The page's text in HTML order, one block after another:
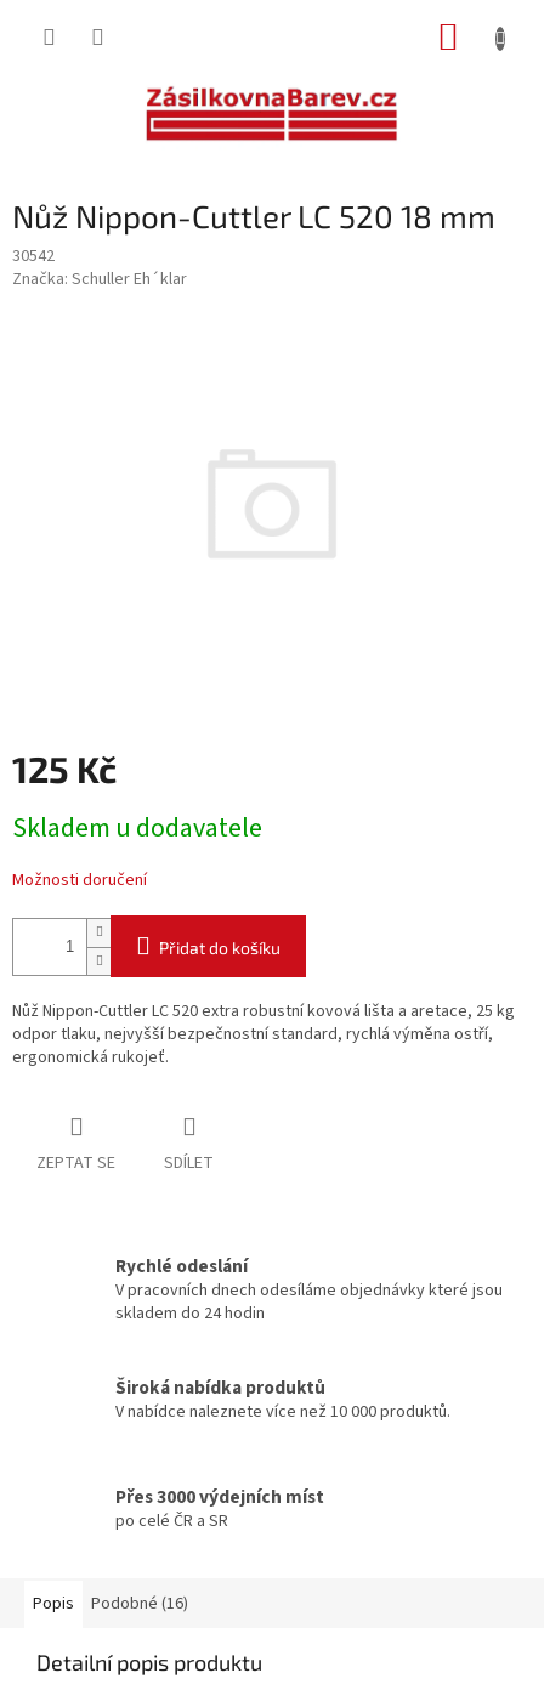
Nůž Nippon-Cuttler LC 520 18 mm
30542
Značka: Schuller Eh´klar
125 Kč
cena:
Skladem u dodavatele
Možnosti doručení
Přidat do košíku
Nůž Nippon-Cuttler LC 520 extra robustní kovová lišta a aretace, 25 kg
odpor tlaku, nejvyšší bezpečnostní standard, rychlá výměna ostří,
ergonomická rukojeť.
ZEPTAT SE SDÍLET
Rychlé odeslání
V pracovních dnech odesíláme objednávky které jsou
skladem do 24 hodin
Široká nabídka produktů
V nabídce naleznete více než 10 000 produktů.
Přes 3000 výdejních míst
po celé ČR a SR
Popis Podobné (16)
Detailní popis produktu